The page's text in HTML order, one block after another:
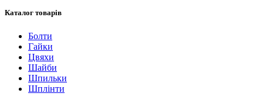
Каталог товарів
Болти
Гайки
Цвяхи
Шайби
Шпильки
Шплінти